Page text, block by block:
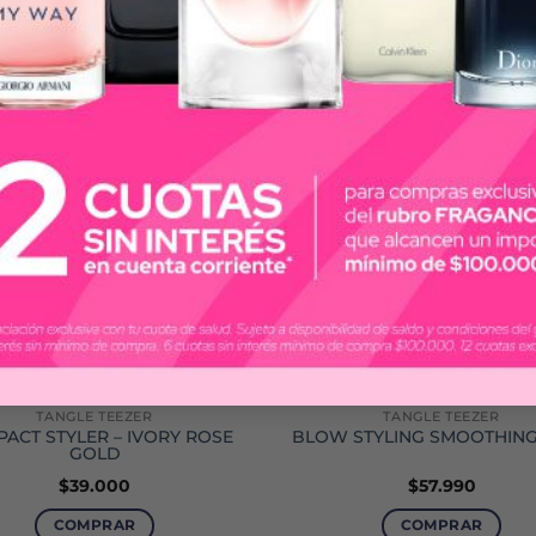
TANGLE TEEZER
STYLER – IVORY ROSE
GOLD
$39.000
COMPRAR
TANGLE TEEZER
BLOW STYLING
$57.990
COMPRAR